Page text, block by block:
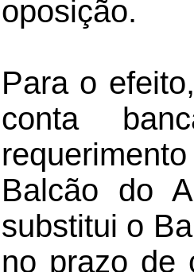
oposição.
Para o
conta
Balcão do
substitui o
no prazo de